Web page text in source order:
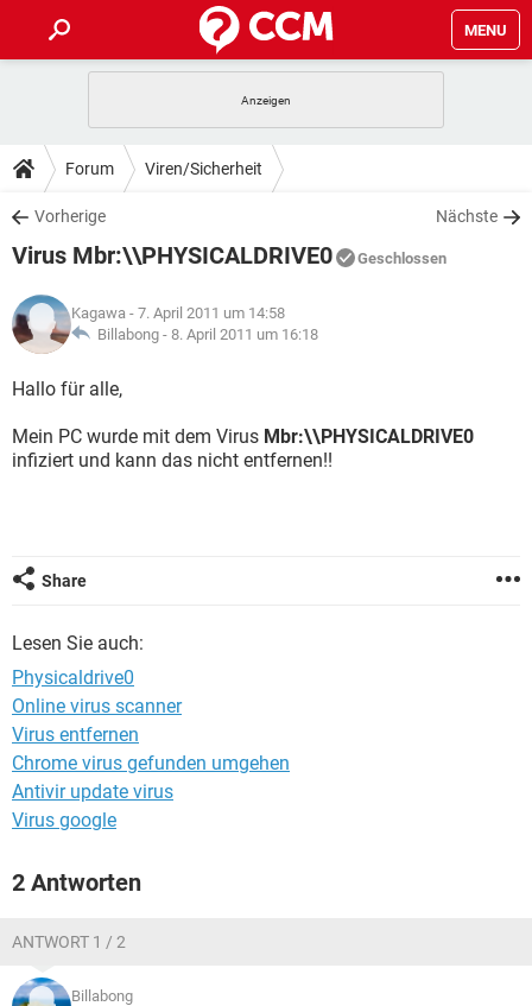
MENU
ANDROID
WINDOWS 10
WHATSAPP TIKTOK
FACEBOOK
TIPPS & TRICKS
SPIELE
WHATSAPP TIKTOK
FACEBOOK
DOWNLOADS
SPIELE STREAMING
ANDROID
WINDOWS 10 INSTAGRAM
WHATSAPP
SPIELE STREAMING
ANDROID
WINDOWS 10
WHATSAPP TIKTOK
LEXIKON
SPIELE
WINDOWS 10 INSTAGRAM
Forum Viren/Sicherheit
Vorherige Nächste
Virus Mbr:\\PHYSICALDRIVE0 Geschlossen
Kagawa - 7. April 2011 um 14:58
Billabong - 8. April 2011 um 16:18
Hallo für alle,
Mein PC wurde mit dem Virus Mbr:\\PHYSICALDRIVE0
infiziert und kann das nicht entfernen!!
Share
Lesen Sie auch:
Physicaldrive0
Online virus scanner
Virus entfernen
Chrome virus gefunden umgehen
Antivir update virus
Virus google
2 Antworten
ANTWORT 1 / 2
Billabong